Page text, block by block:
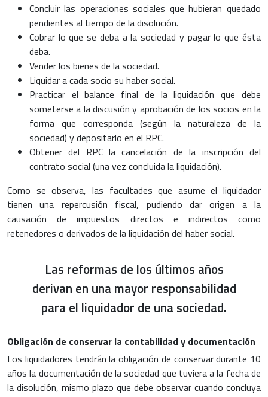
Concluir las operaciones sociales que hubieran quedado
pendientes al tiempo de la disolución.
Cobrar lo que se deba a la sociedad y pagar lo que ésta
deba.
Vender los bienes de la sociedad.
Liquidar a cada socio su haber social.
Practicar el balance final de la liquidación que debe
someterse a la discusión y aprobación de los socios en la
forma que corresponda (según la naturaleza de la
sociedad) y depositarlo en el RPC.
Obtener del RPC la cancelación de la inscripción del
contrato social (una vez concluida la liquidación).
Como se observa, las facultades que asume el liquidador
tienen una repercusión fiscal, pudiendo dar origen a la
causación de impuestos directos e indirectos como
retenedores o derivados de la liquidación del haber social.
Las reformas de los últimos años
derivan en una mayor responsabilidad
para el liquidador de una sociedad.
Obligación de conservar la contabilidad y documentación
Los liquidadores tendrán la obligación de conservar durante 10
años la documentación de la sociedad que tuviera a la fecha de
la disolución, mismo plazo que debe observar cuando concluya